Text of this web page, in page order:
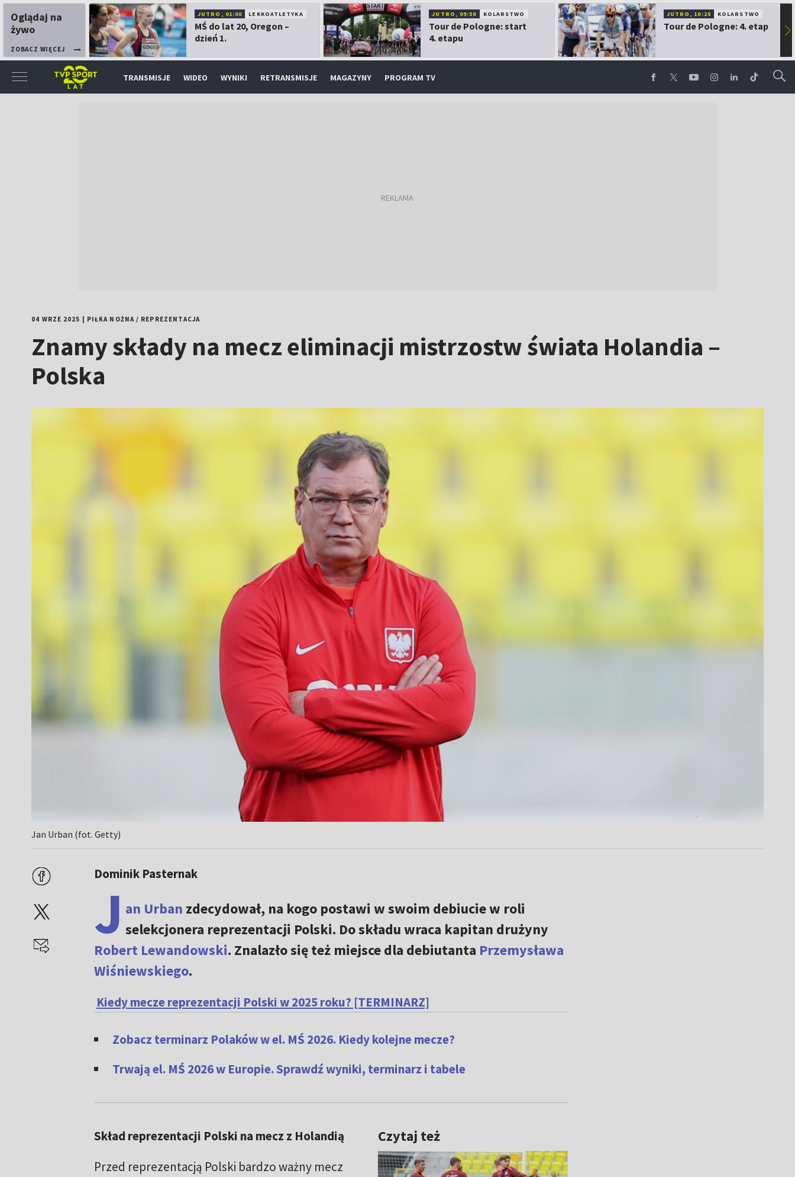
Oglądaj na
żywo
ZOBACZ WIĘCEJ
JUTRO, 01:00 LEKKOATLETYKA
MŚ do lat 20, Oregon –
dzień 1.
JUTRO, 09:50 KOLARSTWO
Tour de Pologne: start
4. etapu
JUTRO, 10:25 KOLARSTWO
Tour de Pologne: 4. etap ▶
TRANSMISJE WIDEO WYNIKI RETRANSMISJE MAGAZYNY PROGRAM TV
04 WRZE 2025 PIŁKA NOŻNA/ REPREZENTACJA
Znamy składy na mecz eliminacji mistrzostw świata Holandia –
Polska
Jan Urban (fot. Getty)
Dominik Pasternak
J an Urban zdecydował, na kogo postawi w swoim debiucie w roli
selekcjonera reprezentacji Polski. Do składu wraca kapitan drużyny
Robert Lewandowski. Znalazło się też miejsce dla debiutanta Przemysława
Wiśniewskiego.
Kiedy mecze reprezentacji Polski w 2025 roku? [TERMINARZ]
Zobacz terminarz Polaków w el. MŚ 2026. Kiedy kolejne mecze?
Trwają el. MŚ 2026 w Europie. Sprawdź wyniki, terminarz i tabele
Czytaj też
Skład reprezentacji Polski na mecz z Holandią
Przed reprezentacją Polski bardzo ważny mecz